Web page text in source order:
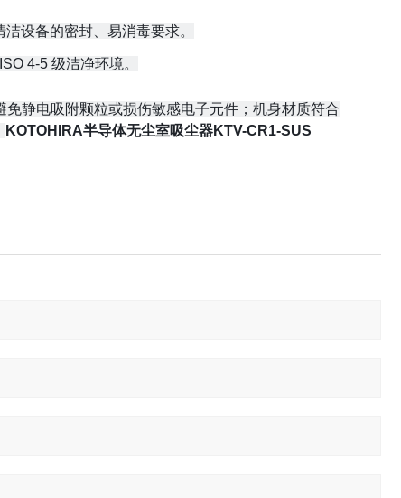
设备的密封、易消毒要求。
4-5 级洁净环境。
静电吸附颗粒或损伤敏感电子元件； 机身材质符合
KOTOHIRA半导体无尘室吸尘器KTV-CR1-SUS